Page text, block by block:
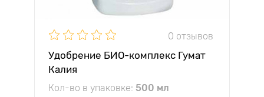
0 отзывов
Удобрение БИО-комплекс Гумат
Калия
Кол-во в упаковке: 500 мл